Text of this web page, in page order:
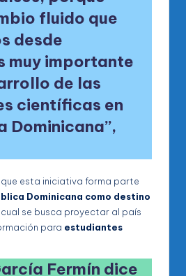
fluido que
desde
muy importante
de las
científicas en
Dominicana”,
que esta iniciativa forma parte
Dominicana como destino
cual se busca proyectar al país
para estudiantes
Fermín dice